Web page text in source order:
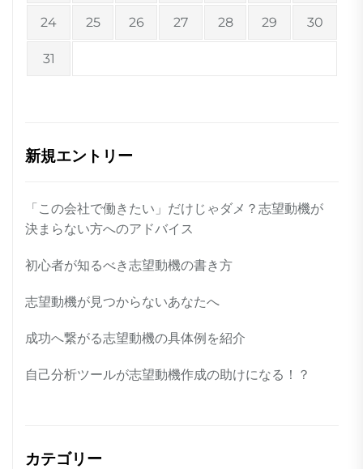
24 25 26 27 28 29 30
31
新規エントリー
「この会社で働きたい」だけじゃダメ？志望動機が
決まらない方へのアドバイス
初心者が知るべき志望動機の書き方
志望動機が見つからないあなたへ
成功へ繋がる志望動機の具体例を紹介
自己分析ツールが志望動機作成の助けになる！？
カテゴリー